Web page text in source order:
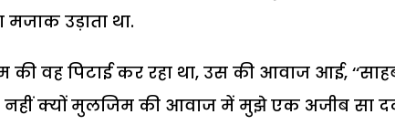
मजाक उड़ाता था.
वह पिटाई कर रहा था, उस की आवाज आई,
नहीं क्यों मुलजिम की आवाज में मुझे एक अजीब सा